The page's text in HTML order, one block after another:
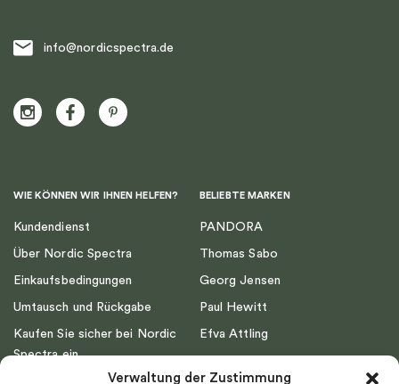
Verwaltung der Zustimmung
info@nordicspectra.de
WIE KÖNNEN WIR IHNEN HELFEN?
Kundendienst
Über Nordic Spectra
Einkaufsbedingungen
Umtausch und Rückgabe
Kaufen Sie sicher bei Nordic
Spectra ein
BELIEBTE MARKEN
PANDORA
Thomas Sabo
Georg Jensen
Paul Hewitt
Efva Attling